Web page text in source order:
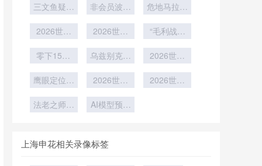
吐槽
判首度执裁
战
准：2026
技术的智能
净胜球条款
争议
三文鱼疑引
中毒
非会员波多
特邀资格
危地马拉之
泥沼
2026世界
算格局下的
跨境协同机
2026世界
公平竞赛积
最后的赢家
“毛利战舞
新西兰队先
能上场”
零下15℃
炼
乌兹别克斯
面曝光
2026世界
规：种子队
鹰眼定位锚
人寿球场备
演进路径
2026世界
技：球员穿
2026世界
法老之师再
埃及
AI模型预测
上海申花相关录像标签